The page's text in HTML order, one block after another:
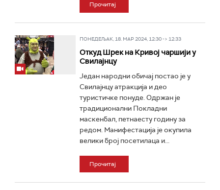
Прочитај
ПОНЕДЕЉАК, 18. МАР 2024, 12:30 -> 12:33
Откуд Шрек на Кривој чаршији у
Свилајнцу
Један народни обичај постао је у
Свилајнцу атракција и део
туристичке понуде. Одржан је
традиционални Покладни
маскенбал, петнаесту годину за
редом. Манифестација је окупила
велики број посетилаца и...
Прочитај